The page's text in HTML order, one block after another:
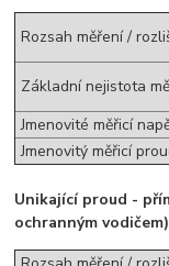
Rozsah měření /
Základní nejistota
Jmenovité měřicí
Jmenovitý měřicí
Unikající proud -
ochranným vodičem)